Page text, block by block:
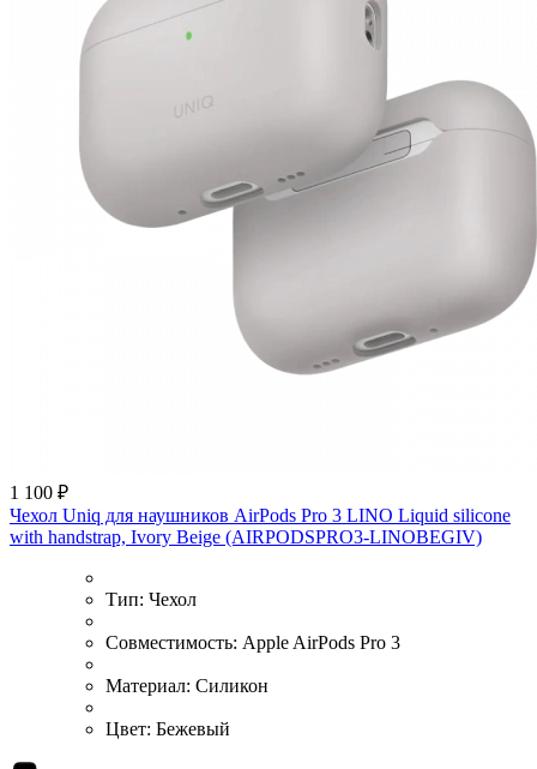
1 100 ₽
Чехол Uniq для наушников AirPods Pro 3 LINO Liquid silicone
with handstrap, Ivory Beige (AIRPODSPRO3-LINOBEGIV)
Тип: Чехол
Совместимость: Apple AirPods Pro 3
Материал: Силикон
Цвет: Бежевый